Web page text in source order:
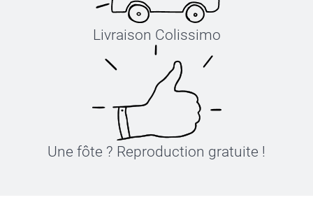
Livraison Colissimo
Une fôte ? Reproduction gratuite !